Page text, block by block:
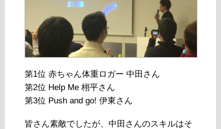
第1位 赤ちゃん体重ロガー 中田さん
第2位 Help Me 栩平さん
第3位 Push and go! 伊東さん
皆さん素敵でしたが、中田さんのスキルはそ